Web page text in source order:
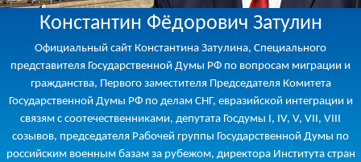
Константин Фёдорович Затулин
Официальный сайт Константина Затулина, Специального
представителя Государственной Думы РФ по вопросам миграции и
гражданства, Первого заместителя Председателя Комитета
Государственной Думы РФ по делам СНГ, евразийской интеграции и
связям с соотечественниками, депутата Госдумы I, IV, V, VII, VIII
созывов, председателя Рабочей группы Государственной Думы по
российским военным базам за рубежом, директора Института стран